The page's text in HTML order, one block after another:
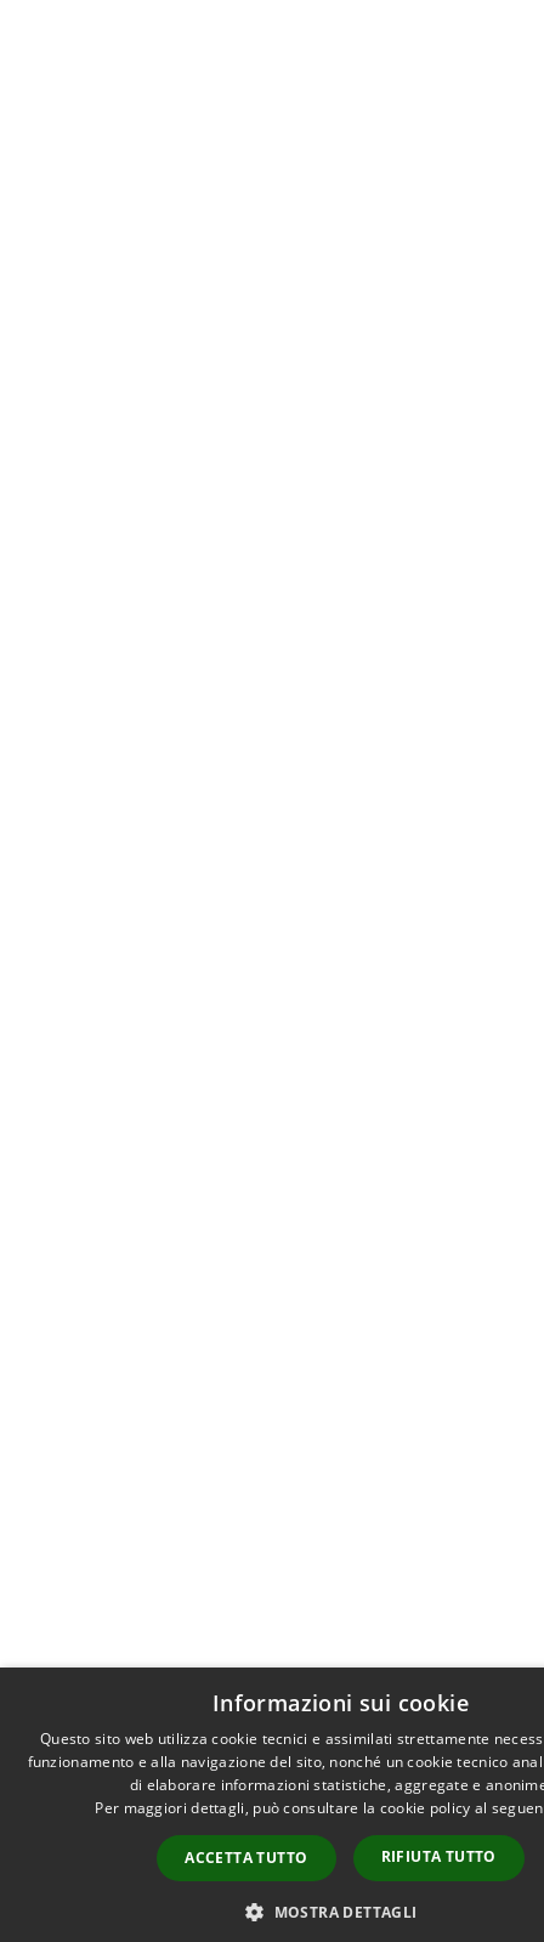
Informazioni sui cookie
Questo sito web utilizza cookie tecnici e assimilati strettamente
funzionamento e alla navigazione del sito, nonché un cookie tecnico
di elaborare informazioni statistiche, aggregate e
Per maggiori dettagli, può consultare la cookie policy al
ACCETTA TUTTO RIFIUTA TUTTO
MOSTRA DETTAGLI